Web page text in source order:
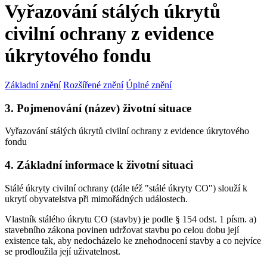
Vyřazování stálých úkrytů
civilní ochrany z evidence
úkrytového fondu
Základní znění Rozšířené znění Úplné znění
3. Pojmenování (název) životní situace
Vyřazování stálých úkrytů civilní ochrany z evidence úkrytového
fondu
4. Základní informace k životní situaci
Stálé úkryty civilní ochrany (dále též "stálé úkryty CO") slouží k
ukrytí obyvatelstva při mimořádných událostech.
Vlastník stálého úkrytu CO (stavby) je podle § 154 odst. 1 písm. a)
stavebního zákona povinen udržovat stavbu po celou dobu její
existence tak, aby nedocházelo ke znehodnocení stavby a co nejvíce
se prodloužila její uživatelnost.